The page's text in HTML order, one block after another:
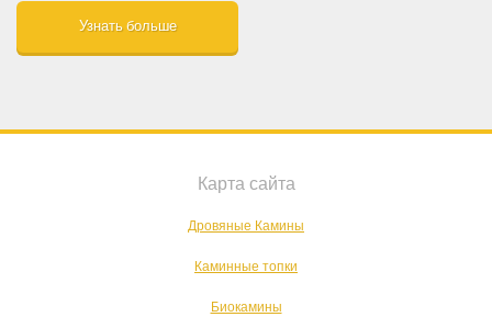
Узнать больше
Карта сайта
Дровяные Камины
Каминные топки
Биокамины